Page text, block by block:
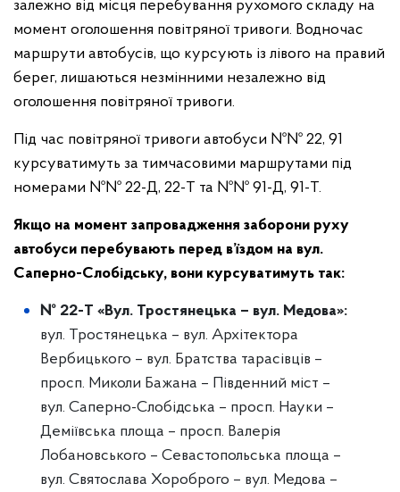
залежно від місця перебування рухомого складу на
момент оголошення повітряної тривоги. Водночас
маршрути автобусів, що курсують із лівого на правий
берег, лишаються незмінними незалежно від
оголошення повітряної тривоги.
Під час повітряної тривоги автобуси №№ 22, 91
курсуватимуть за тимчасовими маршрутами під
номерами №№ 22-Д, 22-Т та №№ 91-Д, 91-Т.
Якщо на момент запровадження заборони руху
автобуси перебувають перед в’їздом на вул.
Саперно-Слобідську, вони курсуватимуть так:
№ 22-Т «Вул. Тростянецька – вул. Медова»:
вул. Тростянецька – вул. Архітектора
Вербицького – вул. Братства тарасівців –
просп. Миколи Бажана – Південний міст –
вул. Саперно-Слобідська – просп. Науки –
Деміївська площа – просп. Валерія
Лобановського – Севастопольська площа –
вул. Святослава Хороброго – вул. Медова –